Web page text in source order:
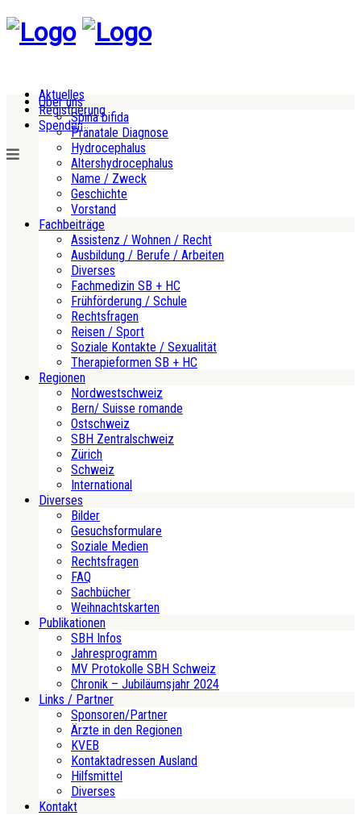
Aktuelles
Registrierung
Spenden
Über uns
Spina bifida
Pränatale Diagnose
Hydrocephalus
Altershydrocephalus
Name / Zweck
Geschichte
Vorstand
Fachbeiträge
Assistenz / Wohnen / Recht
Ausbildung / Berufe / Arbeiten
Diverses
Fachmedizin SB + HC
Frühförderung / Schule
Rechtsfragen
Reisen / Sport
Soziale Kontakte / Sexualität
Therapieformen SB + HC
Regionen
Nordwestschweiz
Bern/ Suisse romande
Ostschweiz
SBH Zentralschweiz
Zürich
Schweiz
International
Diverses
Bilder
Gesuchsformulare
Soziale Medien
Rechtsfragen
FAQ
Sachbücher
Weihnachtskarten
Publikationen
SBH Infos
Jahresprogramm
MV Protokolle SBH Schweiz
Chronik – Jubiläumsjahr 2024
Links / Partner
Sponsoren/Partner
Ärzte in den Regionen
KVEB
Kontaktadressen Ausland
Hilfsmittel
Diverses
Kontakt